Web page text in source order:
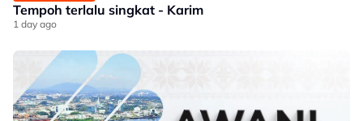
Tempoh terlalu singkat - Karim
1 day ago